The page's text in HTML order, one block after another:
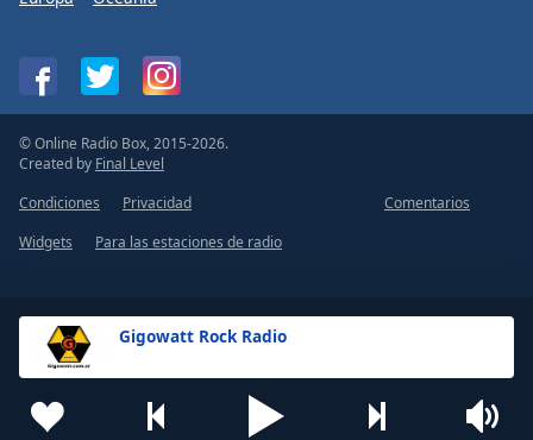
Gigowatt Rock Radio
© Online Radio Box, 2015-2026.
Created by Final Level
Condiciones
Privacidad
Comentarios
Widgets
Para las estaciones de radio